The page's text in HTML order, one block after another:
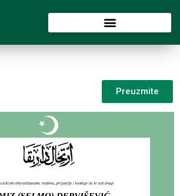
Preuzmite